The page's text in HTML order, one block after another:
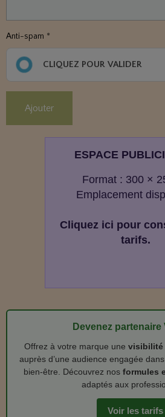
Anti-spam
CLIQUEZ POUR VALIDER
Ajouter
ESPACE
Format : 300 ×
Emplacement
Cliquez ici pour
tarifs.
Devenez partenaire
Offrez à votre marque une visibilité
auprès d’une audience engagée
bien‑être. Découvrez nos formules
adaptés aux
Voir les tarifs